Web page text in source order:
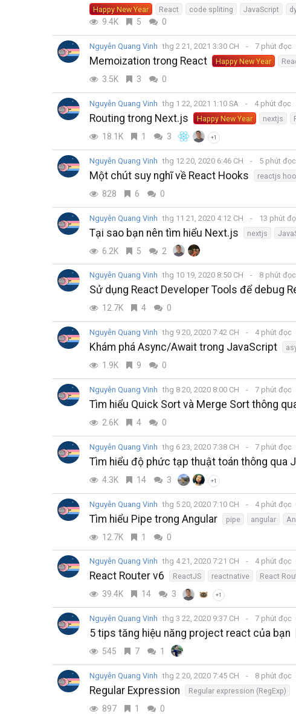
Happy New Year React code spliting JavaScript
9.4K 5 0
Nguyễn Quang Vinh thg 2 21, 2021 3:30 CH 7 phút đọc
Memoization trong React Happy New Year
3.5K 3 0
Nguyễn Quang Vinh thg 1 22, 2021 1:10 SA 4 phút đọc
Routing trong Next.js Happy New Year nextjs
18.1K 1 3 +1
Nguyễn Quang Vinh thg 12 20, 2020 6:46 CH 5 phút đọc
Một chút suy nghĩ về React Hooks reactjs
828 6 0
Nguyễn Quang Vinh thg 11 21, 2020 4:12 CH 13 phút
Tại sao bạn nên tìm hiểu Next.js nextjs
6.2K 5 2
Nguyễn Quang Vinh thg 10 19, 2020 8:50 CH 8 phút đọc
Sử dụng React Developer Tools để debug
12.7K 4 0
Nguyễn Quang Vinh thg 9 20, 2020 7:42 CH 4 phút đọc
Khám phá Async/Await trong JavaScript
1.9K 9 0
Nguyễn Quang Vinh thg 8 20, 2020 8:00 CH 7 phút đọc
Tìm hiểu Quick Sort và Merge Sort thông
2.6K 4 0
Nguyễn Quang Vinh thg 6 23, 2020 7:38 CH 7 phút đọc
Tìm hiểu độ phức tạp thuật toán thông qua
4.3K 14 3 +1
Nguyễn Quang Vinh thg 5 20, 2020 7:10 CH 4 phút đọc
Tìm hiểu Pipe trong Angular pipe angular
12.7K 1 0
Nguyễn Quang Vinh thg 4 21, 2020 7:21 CH 4 phút đọc
React Router v6 ReactJS reactnative React
39.4K 14 3 +1
Nguyễn Quang Vinh thg 3 22, 2020 9:37 CH 7 phút đọc
5 tips tăng hiệu năng project react của bạn
545 7 1
Nguyễn Quang Vinh thg 2 20, 2020 7:45 CH 8 phút đọc
Regular Expression Regular expression (RegExp)
897 1 0